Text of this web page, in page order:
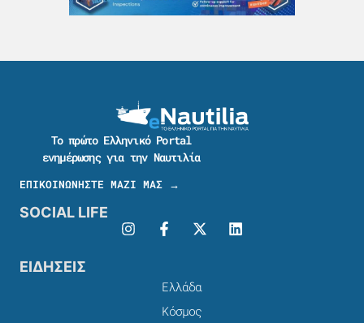
Το πρώτο Ελληνικό Portal
ενημέρωσης για την Ναυτιλία
ΕΠΙΚΟΙΝΩΝΗΣΤΕ ΜΑΖΙ ΜΑΣ →
SOCIAL LIFE
ΕΙΔΗΣΕΙΣ
Ελλάδα
Κόσμος